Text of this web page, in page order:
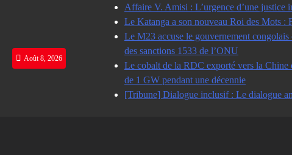
Août 8, 2026
Affaire V. Amisi : L’urgence d’une justice
Le Katanga a son nouveau Roi des Mots
Le M23 accuse le gouvernement
des sanctions 1533 de l’ONU
Le cobalt de la RDC exporté vers la Chine
de 1 GW pendant une décennie
[Tribune] Dialogue inclusif : Le dialogue